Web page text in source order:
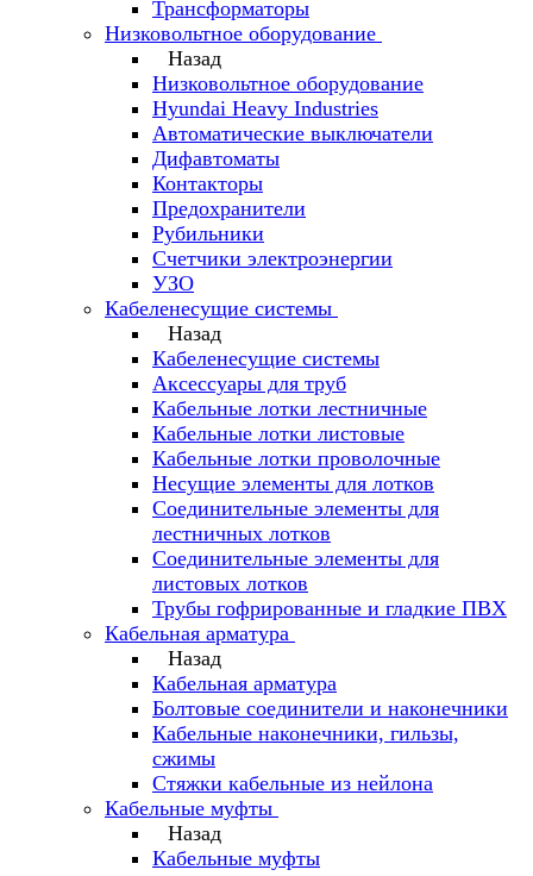
Трансформаторы
Низковольтное оборудование
Назад
Низковольтное оборудование
Hyundai Heavy Industries
Автоматические выключатели
Дифавтоматы
Контакторы
Предохранители
Рубильники
Счетчики электроэнергии
УЗО
Кабеленесущие системы
Назад
Кабеленесущие системы
Аксессуары для труб
Кабельные лотки лестничные
Кабельные лотки листовые
Кабельные лотки проволочные
Несущие элементы для лотков
Соединительные элементы для
лестничных лотков
Соединительные элементы для
листовых лотков
Трубы гофрированные и гладкие ПВХ
Кабельная арматура
Назад
Кабельная арматура
Болтовые соединители и наконечники
Кабельные наконечники, гильзы,
сжимы
Стяжки кабельные из нейлона
Кабельные муфты
Назад
Кабельные муфты